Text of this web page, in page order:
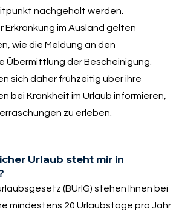
nachgeholt werden.
Erkrankung im Ausland gelten
wie die Meldung an den
Übermittlung der Bescheinigung.
sich daher frühzeitig über ihre
bei Krankheit im Urlaub informieren,
zu erleben.
Urlaub steht mir in
(BUrlG) stehen Ihnen bei
mindestens 20 Urlaubstage pro Jahr